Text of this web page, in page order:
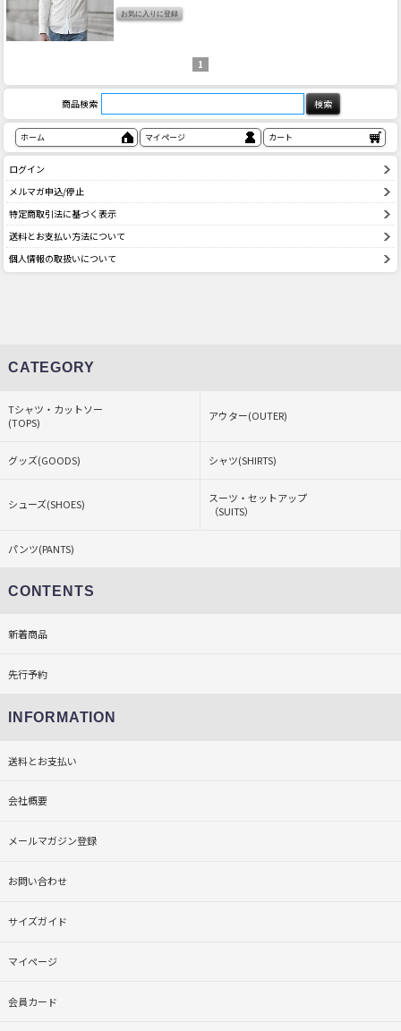
1
商品検索
ホーム マイページ カート
ログイン
メルマガ申込/停止
特定商取引法に基づく表示
送料とお支払い方法について
個人情報の取扱いについて
CATEGORY
Tシャツ・カットソー
(TOPS)
アウター(OUTER)
グッズ(GOODS) シャツ(SHIRTS)
シューズ(SHOES)
スーツ・セットアップ
（SUITS）
パンツ(PANTS)
CONTENTS
新着商品
先行予約
INFORMATION
送料とお支払い
会社概要
メールマガジン登録
お問い合わせ
サイズガイド
マイページ
会員カード